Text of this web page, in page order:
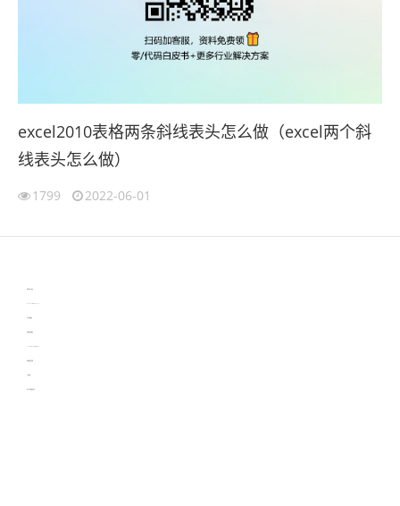
excel2010表格两条斜线表头怎么做（excel两个斜
线表头怎么做）
1799 2022-06-01